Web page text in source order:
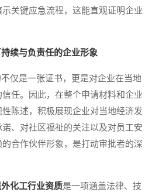
关键应急流程，这能直观证明企业
续与负责任的企业形象
是一张证书，更是对企业在当地
任。因此，在整个申请材料和企业
陈述，积极展现企业对当地经济发
、对社区福祉的关注以及对员工安
合作伙伴形象，是打动审批者的深
化工行业资质是一项涵盖法律、技